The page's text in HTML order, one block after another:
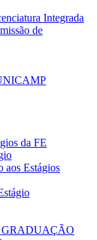
Integrada
de
da FE
Estágios
GRADUAÇÃO